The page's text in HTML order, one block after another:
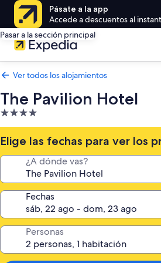
Pásate a la app
Accede a descuentos al
Pasar a la sección principal
Ver todos los alojamientos
The Pavilion Hotel
Alojamiento
de
4.0 estrellas
Elige las fechas para ver los
¿A dónde vas?
Fechas
Personas